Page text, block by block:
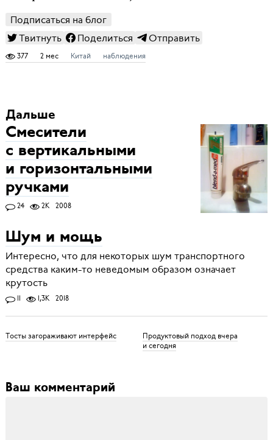
Подписаться на блог
Твитнуть
Поделиться Отправить
377 2 мес Китай наблюдения
Дальше
Смесители
с вертикальными
и горизонтальными
ручками
24 2K 2008
Шум и мощь
Интересно, что для некоторых шум транспортного
средства каким-то неведомым образом означает
крутость
11 1,3K 2018
Тосты загораживают интерфейс
Продуктовый подход вчера
и сегодня
Ваш комментарий